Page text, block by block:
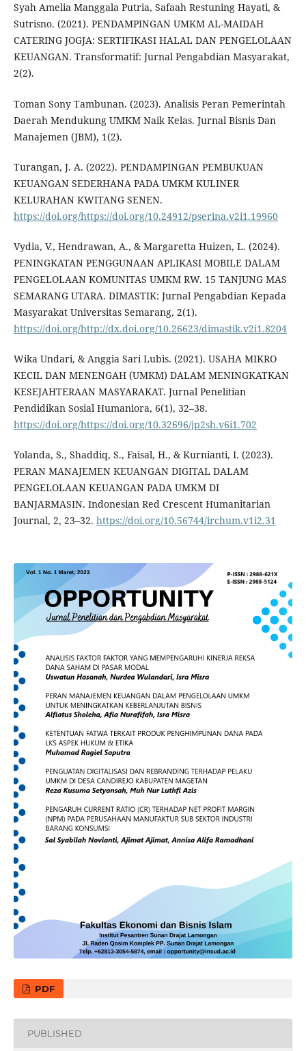
Syah Amelia Manggala Putria, Safaah Restuning Hayati, &
Sutrisno. (2021). PENDAMPINGAN UMKM AL-MAIDAH
CATERING JOGJA: SERTIFIKASI HALAL DAN PENGELOLAAN
KEUANGAN. Transformatif: Jurnal Pengabdian Masyarakat,
2(2).
Toman Sony Tambunan. (2023). Analisis Peran Pemerintah
Daerah Mendukung UMKM Naik Kelas. Jurnal Bisnis Dan
Manajemen (JBM), 1(2).
Turangan, J. A. (2022). PENDAMPINGAN PEMBUKUAN
KEUANGAN SEDERHANA PADA UMKM KULINER
KELURAHAN KWITANG SENEN.
https://doi.org/https://doi.org/10.24912/pserina.v2i1.19960
Vydia, V., Hendrawan, A., & Margaretta Huizen, L. (2024).
PENINGKATAN PENGGUNAAN APLIKASI MOBILE DALAM
PENGELOLAAN KOMUNITAS UMKM RW. 15 TANJUNG MAS
SEMARANG UTARA. DIMASTIK: Jurnal Pengabdian Kepada
Masyarakat Universitas Semarang, 2(1).
https://doi.org/http://dx.doi.org/10.26623/dimastik.v2i1.8204
Wika Undari, & Anggia Sari Lubis. (2021). USAHA MIKRO
KECIL DAN MENENGAH (UMKM) DALAM MENINGKATKAN
KESEJAHTERAAN MASYARAKAT. Jurnal Penelitian
Pendidikan Sosial Humaniora, 6(1), 32–38.
https://doi.org/https://doi.org/10.32696/jp2sh.v6i1.702
Yolanda, S., Shaddiq, S., Faisal, H., & Kurnianti, I. (2023).
PERAN MANAJEMEN KEUANGAN DIGITAL DALAM
PENGELOLAAN KEUANGAN PADA UMKM DI
BANJARMASIN. Indonesian Red Crescent Humanitarian
Journal, 2, 23–32. https://doi.org/10.56744/irchum.v1i2.31
PDF
PUBLISHED